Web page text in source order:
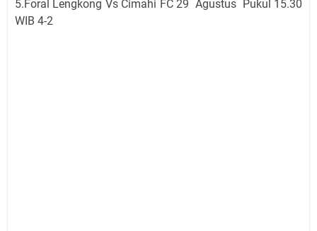
5.Foral Lengkong Vs Cimahi FC 29 Agustus Pukul 15.30
WIB 4-2